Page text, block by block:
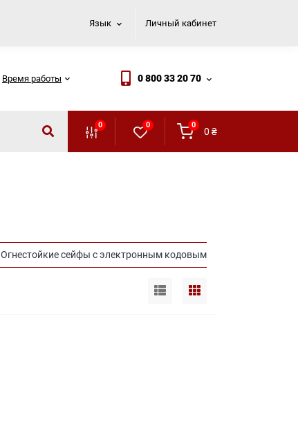
Язык Личный кабинет
Время работы 0 800 33 20 70
0 0 0
0 ₴
Огнестойкие сейфы с электронным кодовым и ключевым